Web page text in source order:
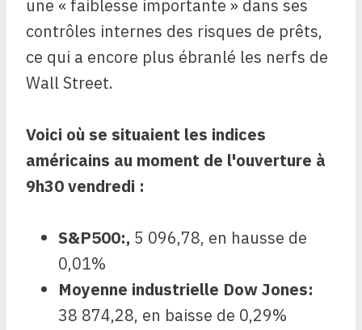
une « faiblesse importante » dans ses
contrôles internes des risques de prêts,
ce qui a encore plus ébranlé les nerfs de
Wall Street.
Voici où se situaient les indices
américains au moment de l'ouverture à
9h30 vendredi :
S&P500:, 5 096,78, en hausse de
0,01%
Moyenne industrielle Dow Jones:
38 874,28, en baisse de 0,29%